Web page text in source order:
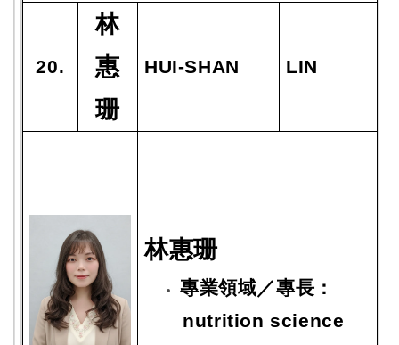
20.
林
惠
珊
HUI-SHAN LIN
林惠珊
專業領域／專長：
nutrition science